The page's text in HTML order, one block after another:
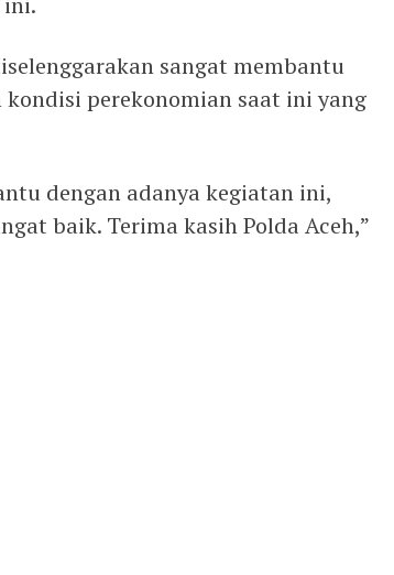
sangat membantu
perekonomian saat ini yang
dengan adanya kegiatan ini,
baik. Terima kasih Polda Aceh,”